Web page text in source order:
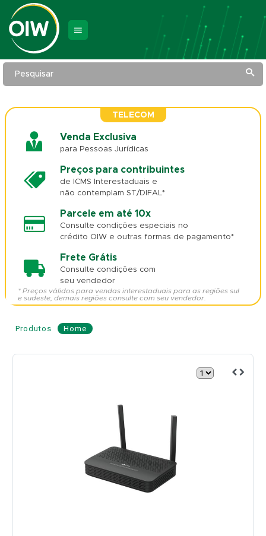
Pesquisar
TELECOM
Venda Exclusiva
para Pessoas Jurídicas
Preços para contribuintes
de ICMS Interestaduais e
não contemplam ST/DIFAL*
Parcele em até 10x
Consulte condições especiais no
crédito OIW e outras formas de pagamento*
Frete Grátis
Consulte condições com
seu vendedor
* Preços válidos para vendas interestaduais para as regiões sul
e sudeste, demais regiões consulte com seu vendedor.
Home
Produtos
ONU